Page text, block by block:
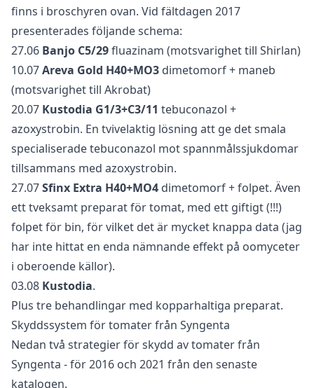
finns i broschyren ovan. Vid fältdagen 2017
presenterades följande schema:
27.06 Banjo C5/29fluazinam (motsvarighet till Shirlan)
10.07Areva Gold H40+MO3 dimetomorf + maneb
(motsvarighet till Akrobat)
20.07 Kustodia G1/3+C3/11 tebuconazol +
azoxystrobin. En tvivelaktig lösning att ge det smala
specialiserade tebuconazol mot spannmålssjukdomar
tillsammans med azoxystrobin.
27.07Sfinx Extra H40+MO4 dimetomorf + folpet. Även
ett tveksamt preparat för tomat, med ett giftigt (!!!)
folpet för bin, för vilket det är mycket knappa data (jag
har inte hittat en enda nämnande effekt på oomyceter
i oberoende källor).
03.08 Kustodia.
Plus tre behandlingar med kopparhaltiga preparat.
Skyddssystem för tomater från Syngenta
Nedan två strategier för skydd av tomater från
Syngenta - för 2016 och 2021 från den senaste
katalogen.